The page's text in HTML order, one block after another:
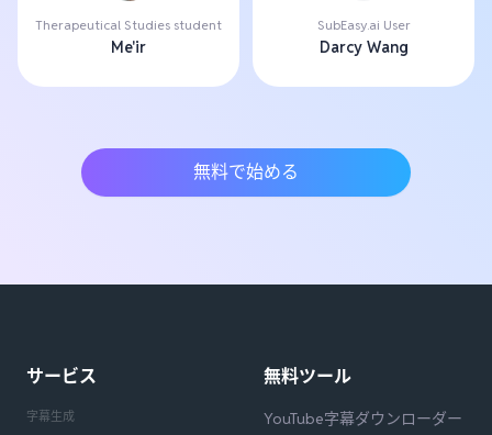
Therapeutical Studies student
Me'ir
SubEasy.ai User
Darcy Wang
無料で始める
サービス
字幕生成
無料ツール
YouTube字幕ダウンローダー